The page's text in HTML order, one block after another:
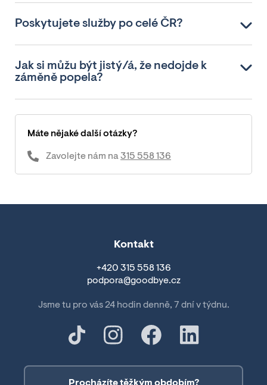
Poskytujete služby po celé ČR?
Jak si můžu být jistý/á, že nedojde k
záměně popela?
Máte nějaké další otázky?
Zavolejte nám na315 558 136
Kontakt
+420 315 558 136
podpora@goodbye.cz
Jsme tu pro vás 24 hodin denně, 7 dní v týdnu.